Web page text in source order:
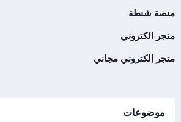
منصة شنطة
متجر الكتروني
متجر إلكتروني مجاني
موضوعات